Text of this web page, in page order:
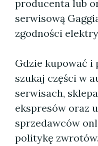
producenta lub
serwisową
zgodności
Gdzie kupować i
szukaj części w
serwisach,
ekspresów oraz
sprzedawców
politykę